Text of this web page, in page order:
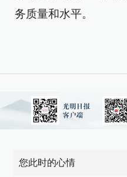
务质量和水平。
您此时的心情